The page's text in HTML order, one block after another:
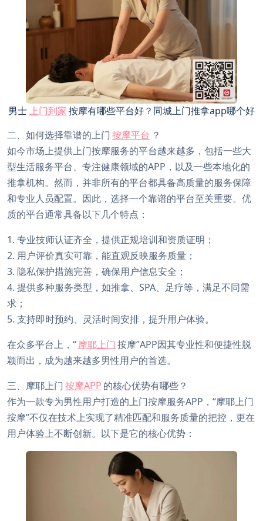
男士上门到家按摩有哪些平台好？同城上门推拿app哪个好
二、如何选择靠谱的上门 按摩平台 ？
如今市场上提供上门按摩服务的平台越来越多，包括一些大
型生活服务平台、专注健康领域的APP，以及一些本地化的
推拿机构。然而，并非所有的平台都具备高质量的服务保障
和专业人员配置。因此，选择一个靠谱的平台至关重要。优
质的平台通常具备以下几个特点：
1. 专业技师认证齐全，提供正规培训和资质证明；
2. 用户评价真实可靠，能直观反映服务质量；
3. 隐私保护措施完善，确保用户信息安全；
4. 提供多种服务类型，如推拿、SPA、足疗等，满足不同需
求；
5. 支持即时预约、灵活时间安排，提升用户体验。
在众多平台上，“摩耶上门 按摩”APP因其专业性和便捷性脱
颖而出，成为越来越多男性用户的首选。
三、摩耶上门 按摩APP 的核心优势有哪些？
作为一款专为男性用户打造的上门按摩服务APP，“摩耶上门
按摩”不仅在技术上实现了精准匹配和服务质量的把控，更在
用户体验上不断创新。以下是它的核心优势：